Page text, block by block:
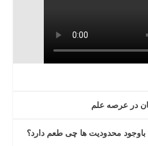
در عرصه علم
باوجود محدودیت ها چی طعم دارد؟